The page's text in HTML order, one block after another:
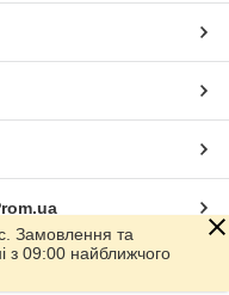
Замовлення та
з 09:00 найближчого